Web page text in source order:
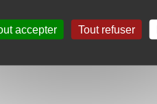
accepter Tout refuser